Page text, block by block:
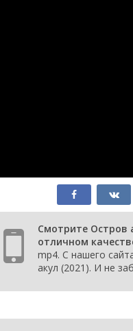
Смотрите Остров
отличном
mp4. С нашего
акул (2021). И не